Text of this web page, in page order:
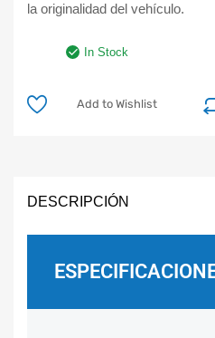
la originalidad del vehículo.
In Stock
Add to Wishlist
DESCRIPCIÓN